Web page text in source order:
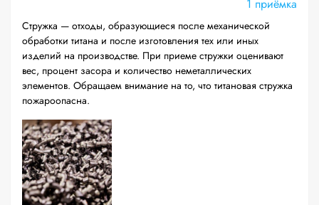
1 приёмка
Стружка — отходы, образующиеся после механической
обработки титана и после изготовления тех или иных
изделий на производстве. При приеме стружки оценивают
вес, процент засора и количество неметаллических
элементов. Обращаем внимание на то, что титановая стружка
пожароопасна.